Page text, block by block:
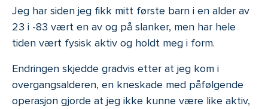
Jeg har siden jeg fikk mitt første barn i en alder av
23 i -83 vært en av og på slanker, men har hele
tiden vært fysisk aktiv og holdt meg i form.
Endringen skjedde gradvis etter at jeg kom i
overgangsalderen, en kneskade med påfølgende
operasjon gjorde at jeg ikke kunne være like aktiv,